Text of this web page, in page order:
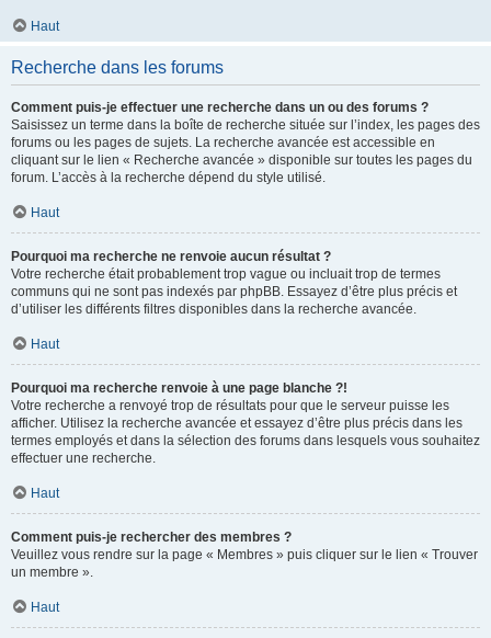
Haut
Recherche dans les forums
Comment puis-je effectuer une recherche dans un ou des forums ?
Saisissez un terme dans la boîte de recherche située sur l’index, les pages des
forums ou les pages de sujets. La recherche avancée est accessible en
cliquant sur le lien « Recherche avancée » disponible sur toutes les pages du
forum. L’accès à la recherche dépend du style utilisé.
Haut
Pourquoi ma recherche ne renvoie aucun résultat ?
Votre recherche était probablement trop vague ou incluait trop de termes
communs qui ne sont pas indexés par phpBB. Essayez d’être plus précis et
d’utiliser les différents filtres disponibles dans la recherche avancée.
Haut
Pourquoi ma recherche renvoie à une page blanche ?!
Votre recherche a renvoyé trop de résultats pour que le serveur puisse les
afficher. Utilisez la recherche avancée et essayez d’être plus précis dans les
termes employés et dans la sélection des forums dans lesquels vous souhaitez
effectuer une recherche.
Haut
Comment puis-je rechercher des membres ?
Veuillez vous rendre sur la page « Membres » puis cliquer sur le lien « Trouver
un membre ».
Haut